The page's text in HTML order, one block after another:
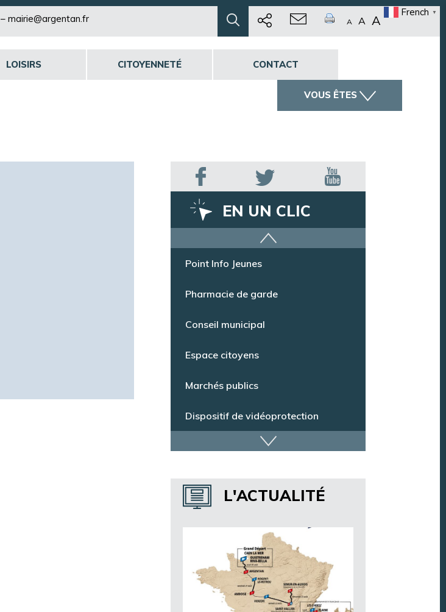
– mairie@argentan.fr A A A
French ▼
LOISIRS CITOYENNETÉ CONTACT
VOUS ÊTES
EN UN CLIC
Offres d’emploi
Point Info Jeunes
Pharmacie de garde
Conseil municipal
Espace citoyens
Marchés publics
Dispositif de vidéoprotection
Annuaire des services
Annuaire des associations
Argentan Aujourd’hui
L'ACTUALITÉ